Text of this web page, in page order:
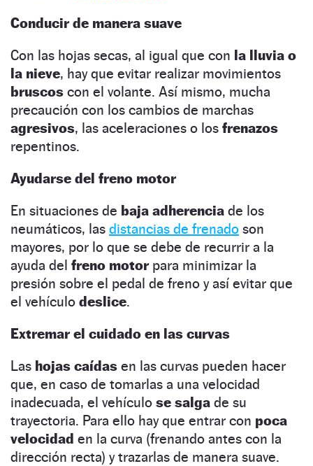
Conducir de manera suave
Con las hojas secas, al igual que con la lluvia o
la nieve, hay que evitar realizar movimientos
bruscos con el volante. Así mismo, mucha
precaución con los cambios de marchas
agresivos, las aceleraciones o los frenazos
repentinos.
Ayudarse del freno motor
En situaciones de baja adherencia de los
neumáticos, las distancias de frenado son
mayores, por lo que se debe de recurrir a la
ayuda del freno motorpara minimizar la
presión sobre el pedal de freno y así evitar que
el vehículo deslice.
Extremar el cuidado en las curvas
Las hojas caídas en las curvas pueden hacer
que, en caso de tomarlas a una velocidad
inadecuada, el vehículo se salga de su
trayectoria. Para ello hay que entrar con poca
velocidad en la curva (frenando antes con la
dirección recta) y trazarlas de manera suave.